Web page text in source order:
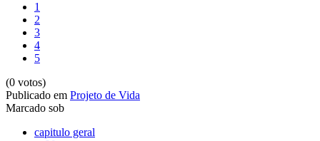
1
2
3
4
5
(0 votos)
Publicado em Projeto de Vida
Marcado sob
capitulo geral